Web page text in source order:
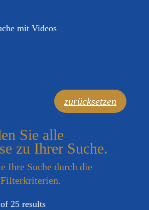
mit Videos
zurücksetzen
Sie alle
zu Ihrer Suche.
Ihre Suche durch die
Filterkriterien.
25 results